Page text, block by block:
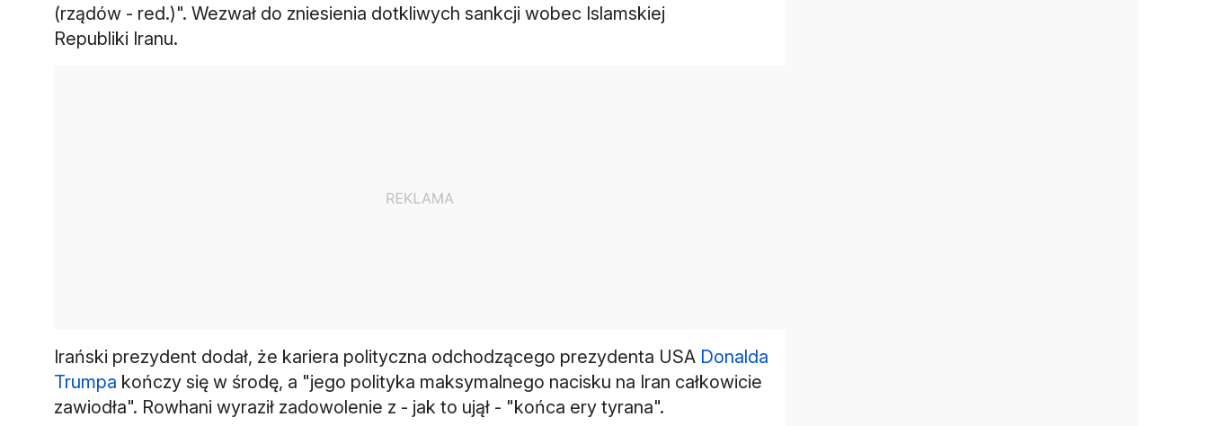
(rządów - red.)". Wezwał do zniesienia dotkliwych sankcji wobec Islamskiej
Republiki Iranu.
Irański prezydent dodał, że kariera polityczna odchodzącego prezydenta USA Donalda
Trumpa kończy się w środę, a "jego polityka maksymalnego nacisku na Iran całkowicie
zawiodła". Rowhani wyraził zadowolenie z - jak to ujął - "końca ery tyrana".